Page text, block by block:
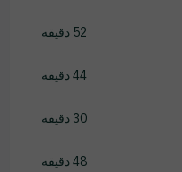
52 دقیقه
44 دقیقه
30 دقیقه
48 دقیقه